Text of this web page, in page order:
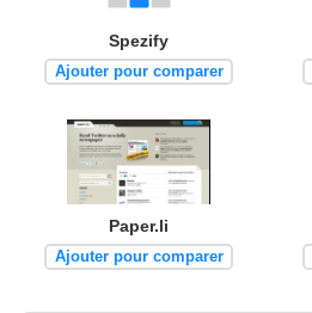
Spezify
Ajouter pour comparer
Paper.li
Ajouter pour comparer